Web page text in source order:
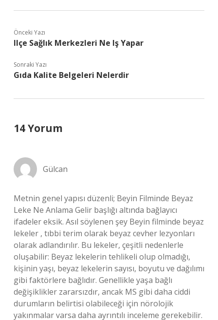
Önceki Yazı
Ilçe Sağlık Merkezleri Ne Iş Yapar
Sonraki Yazı
Gıda Kalite Belgeleri Nelerdir
14 Yorum
Gülcan
Metnin genel yapısı düzenli; Beyin Filminde Beyaz
Leke Ne Anlama Gelir başlığı altında bağlayıcı
ifadeler eksik. Asıl söylenen şey Beyin filminde beyaz
lekeler , tıbbi terim olarak beyaz cevher lezyonları
olarak adlandırılır. Bu lekeler, çeşitli nedenlerle
oluşabilir: Beyaz lekelerin tehlikeli olup olmadığı,
kişinin yaşı, beyaz lekelerin sayısı, boyutu ve dağılımı
gibi faktörlere bağlıdır. Genellikle yaşa bağlı
değişiklikler zararsızdır, ancak MS gibi daha ciddi
durumların belirtisi olabileceği için nörolojik
yakınmalar varsa daha ayrıntılı inceleme gerekebilir.